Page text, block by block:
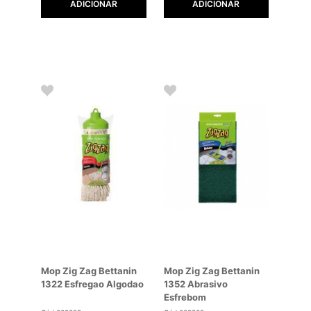
ADICIONAR ADICIONAR
Mop Zig Zag Bettanin
1322 Esfregao Algodao
Mop Zig Zag Bettanin
1352 Abrasivo
Esfrebom